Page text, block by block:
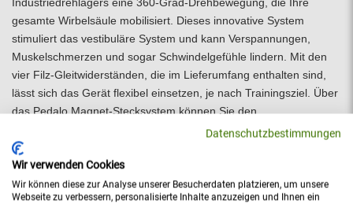
gesamte Wirbelsäule mobilisiert. Dieses innovative System
stimuliert das vestibuläre System und kann Verspannungen,
Muskelschmerzen und sogar Schwindelgefühle lindern. Mit den
vier Filz-Gleitwiderständen, die im Lieferumfang enthalten sind,
lässt sich das Gerät flexibel einsetzen, je nach Trainingsziel. Über
das Pedalo Magnet-Stecksystem können Sie den
Funktionsumfang erweitern und durch das passende Zubehör
noch mehr Abwechslung in Ihre Workouts bringen.
Technische Daten:
Datenschutzbestimmungen
Wir verwenden Cookies
Wir können diese zur Analyse unserer Besucherdaten platzieren, um unsere
Webseite zu verbessern, personalisierte Inhalte anzuzeigen und Ihnen ein